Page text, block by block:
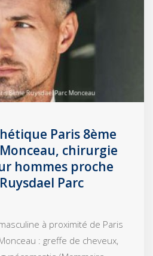
Paris 8ème
chirurgie
hommes proche
Parc
à proximité de Paris
: greffe de cheveux,